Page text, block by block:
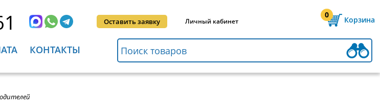
Оставить заявку Личный кабинет
0
Корзина
КОНТАКТЫ